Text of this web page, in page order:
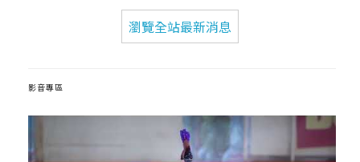
瀏覽全站最新消息
影音專區